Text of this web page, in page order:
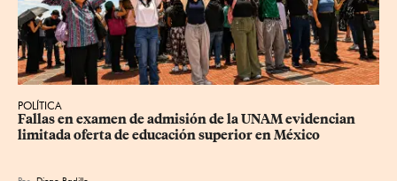
POLÍTICA
Fallas en examen de admisión de la UNAM evidencian
limitada oferta de educación superior en México